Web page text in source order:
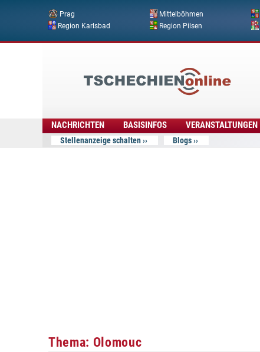
Prag Mittelböhmen
Region Karlsbad
Region Pilsen
Online
NACHRICHTEN BASISINFOS VERANSTALTUNGEN
Stellenanzeige schalten Blogs
Thema: Olomouc